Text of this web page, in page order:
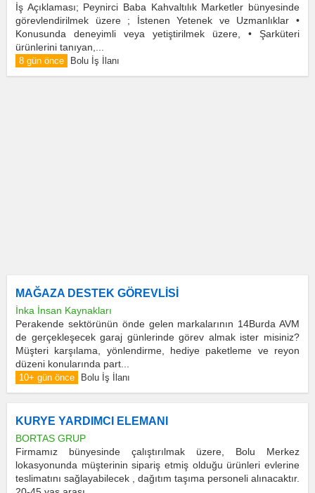
İş Açıklaması; Peynirci Baba Kahvaltılık Marketler bünyesinde
görevlendirilmek üzere ; İstenen Yetenek ve Uzmanlıklar •
Konusunda deneyimli veya yetiştirilmek üzere, • Şarküteri
ürünlerini tanıyan,...
8 gün önce Bolu İş İlanı
MAĞAZA DESTEK GÖREVLİSİ
İnka İnsan Kaynakları
Perakende sektörünün önde gelen markalarının 14Burda AVM
de gerçekleşecek garaj günlerinde görev almak ister misiniz?
Müşteri karşılama, yönlendirme, hediye paketleme ve reyon
düzeni konularında part...
10+ gün önce Bolu İş İlanı
KURYE YARDIMCI ELEMANI
BORTAS GRUP
Firmamız bünyesinde çalıştırılmak üzere, Bolu Merkez
lokasyonunda müşterinin sipariş etmiş olduğu ürünleri evlerine
teslimatını sağlayabilecek , dağıtım taşıma personeli alınacaktır.